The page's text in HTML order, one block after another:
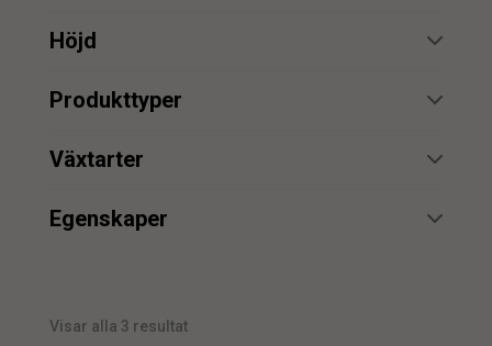
min.
min. max.
Höjd
min.
min. max.
Produkttyper
Växtarter
Egenskaper
Visar alla 3 resultat